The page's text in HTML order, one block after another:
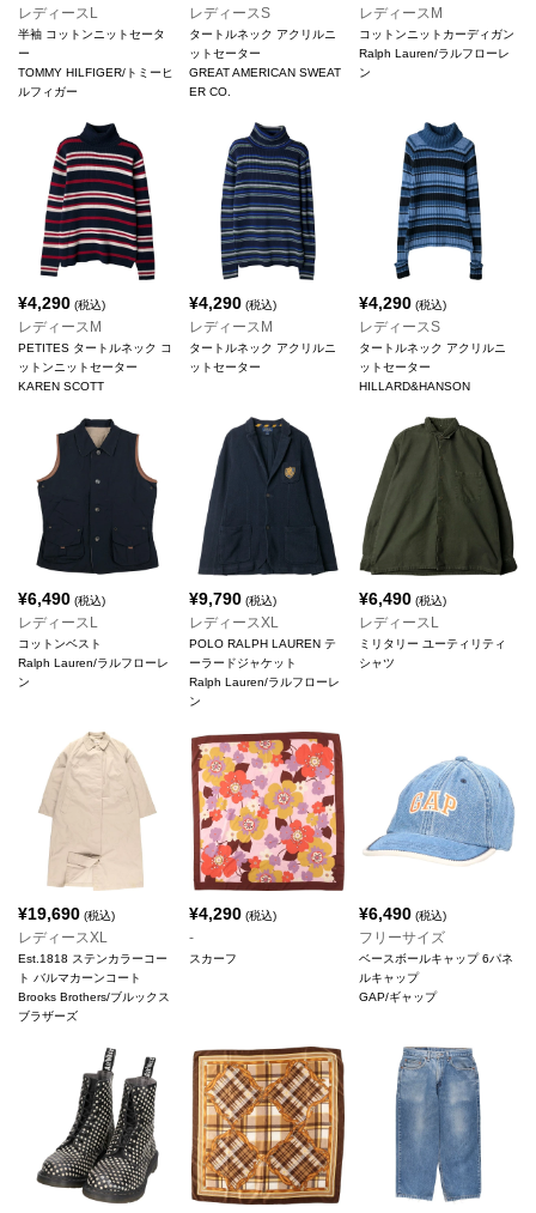
レディースL
半袖 コットンニットセータ
ー
TOMMY HILFIGER/トミーヒ
ルフィガー
レディースS
タートルネック アクリルニ
ットセーター
GREAT AMERICAN SWEAT
ER CO.
レディースM
コットンニットカーディガン
Ralph Lauren/ラルフローレ
ン
¥4,290 (税込)
レディースM
PETITES タートルネック コ
ットンニットセーター
KAREN SCOTT
¥4,290(税込)
レディースM
タートルネック アクリルニ
ットセーター
¥4,290 (税込)
レディースS
タートルネック アクリルニ
ットセーター
HILLARD&HANSON
¥6,490 (税込)
レディースL
コットンベスト
Ralph Lauren/ラルフローレ
ン
¥9,790(税込)
レディースXL
POLO RALPH LAUREN テ
ーラードジャケット
Ralph Lauren/ラルフローレ
ン
¥6,490 (税込)
レディースL
ミリタリー ユーティリティ
シャツ
¥19,690 (税込)
レディースXL
Est.1818 ステンカラーコー
ト バルマカーンコート
Brooks Brothers/ブルックス
ブラザーズ
¥4,290(税込)
-
スカーフ
¥6,490 (税込)
フリーサイズ
ベースボールキャップ 6パネ
ルキャップ
GAP/ギャップ